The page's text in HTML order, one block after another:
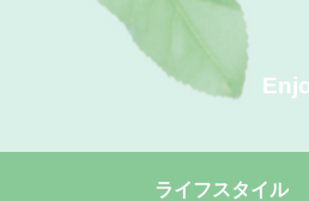
ライフスタイル